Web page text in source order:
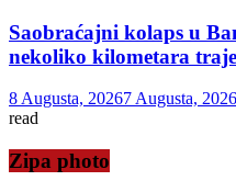
Saobraćajni kolaps u
nekoliko kilometara
8 Augusta, 20267 Augusta, 2026
read
Zipa photo